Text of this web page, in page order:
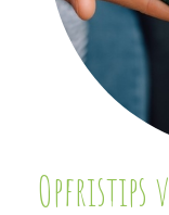
Opfristips